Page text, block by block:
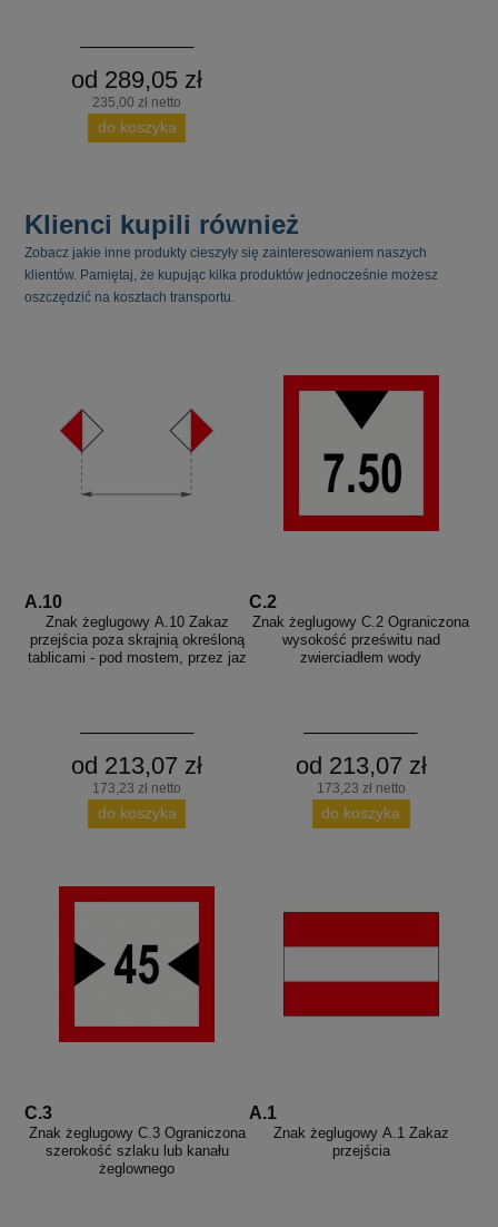
od 289,05 zł
235,00 zł netto
do koszyka
Klienci kupili również
Zobacz jakie inne produkty cieszyły się zainteresowaniem naszych
klientów. Pamiętaj, że kupując kilka produktów jednocześnie możesz
oszczędzić na kosztach transportu.
A.10
Znak żeglugowy A.10 Zakaz
przejścia poza skrajnią określoną
tablicami - pod mostem, przez jaz
od 213,07 zł
173,23 zł netto
do koszyka
C.2
Znak żeglugowy C.2 Ograniczona
wysokość prześwitu nad
zwierciadłem wody
od 213,07 zł
173,23 zł netto
do koszyka
C.3
Znak żeglugowy C.3 Ograniczona
szerokość szlaku lub kanału
żeglownego
A.1
Znak żeglugowy A.1 Zakaz
przejścia